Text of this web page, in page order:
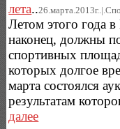
лета..
Летом этого года
наконец, должны
спортивных
которых долгое
марта состоялся
результатам
далее